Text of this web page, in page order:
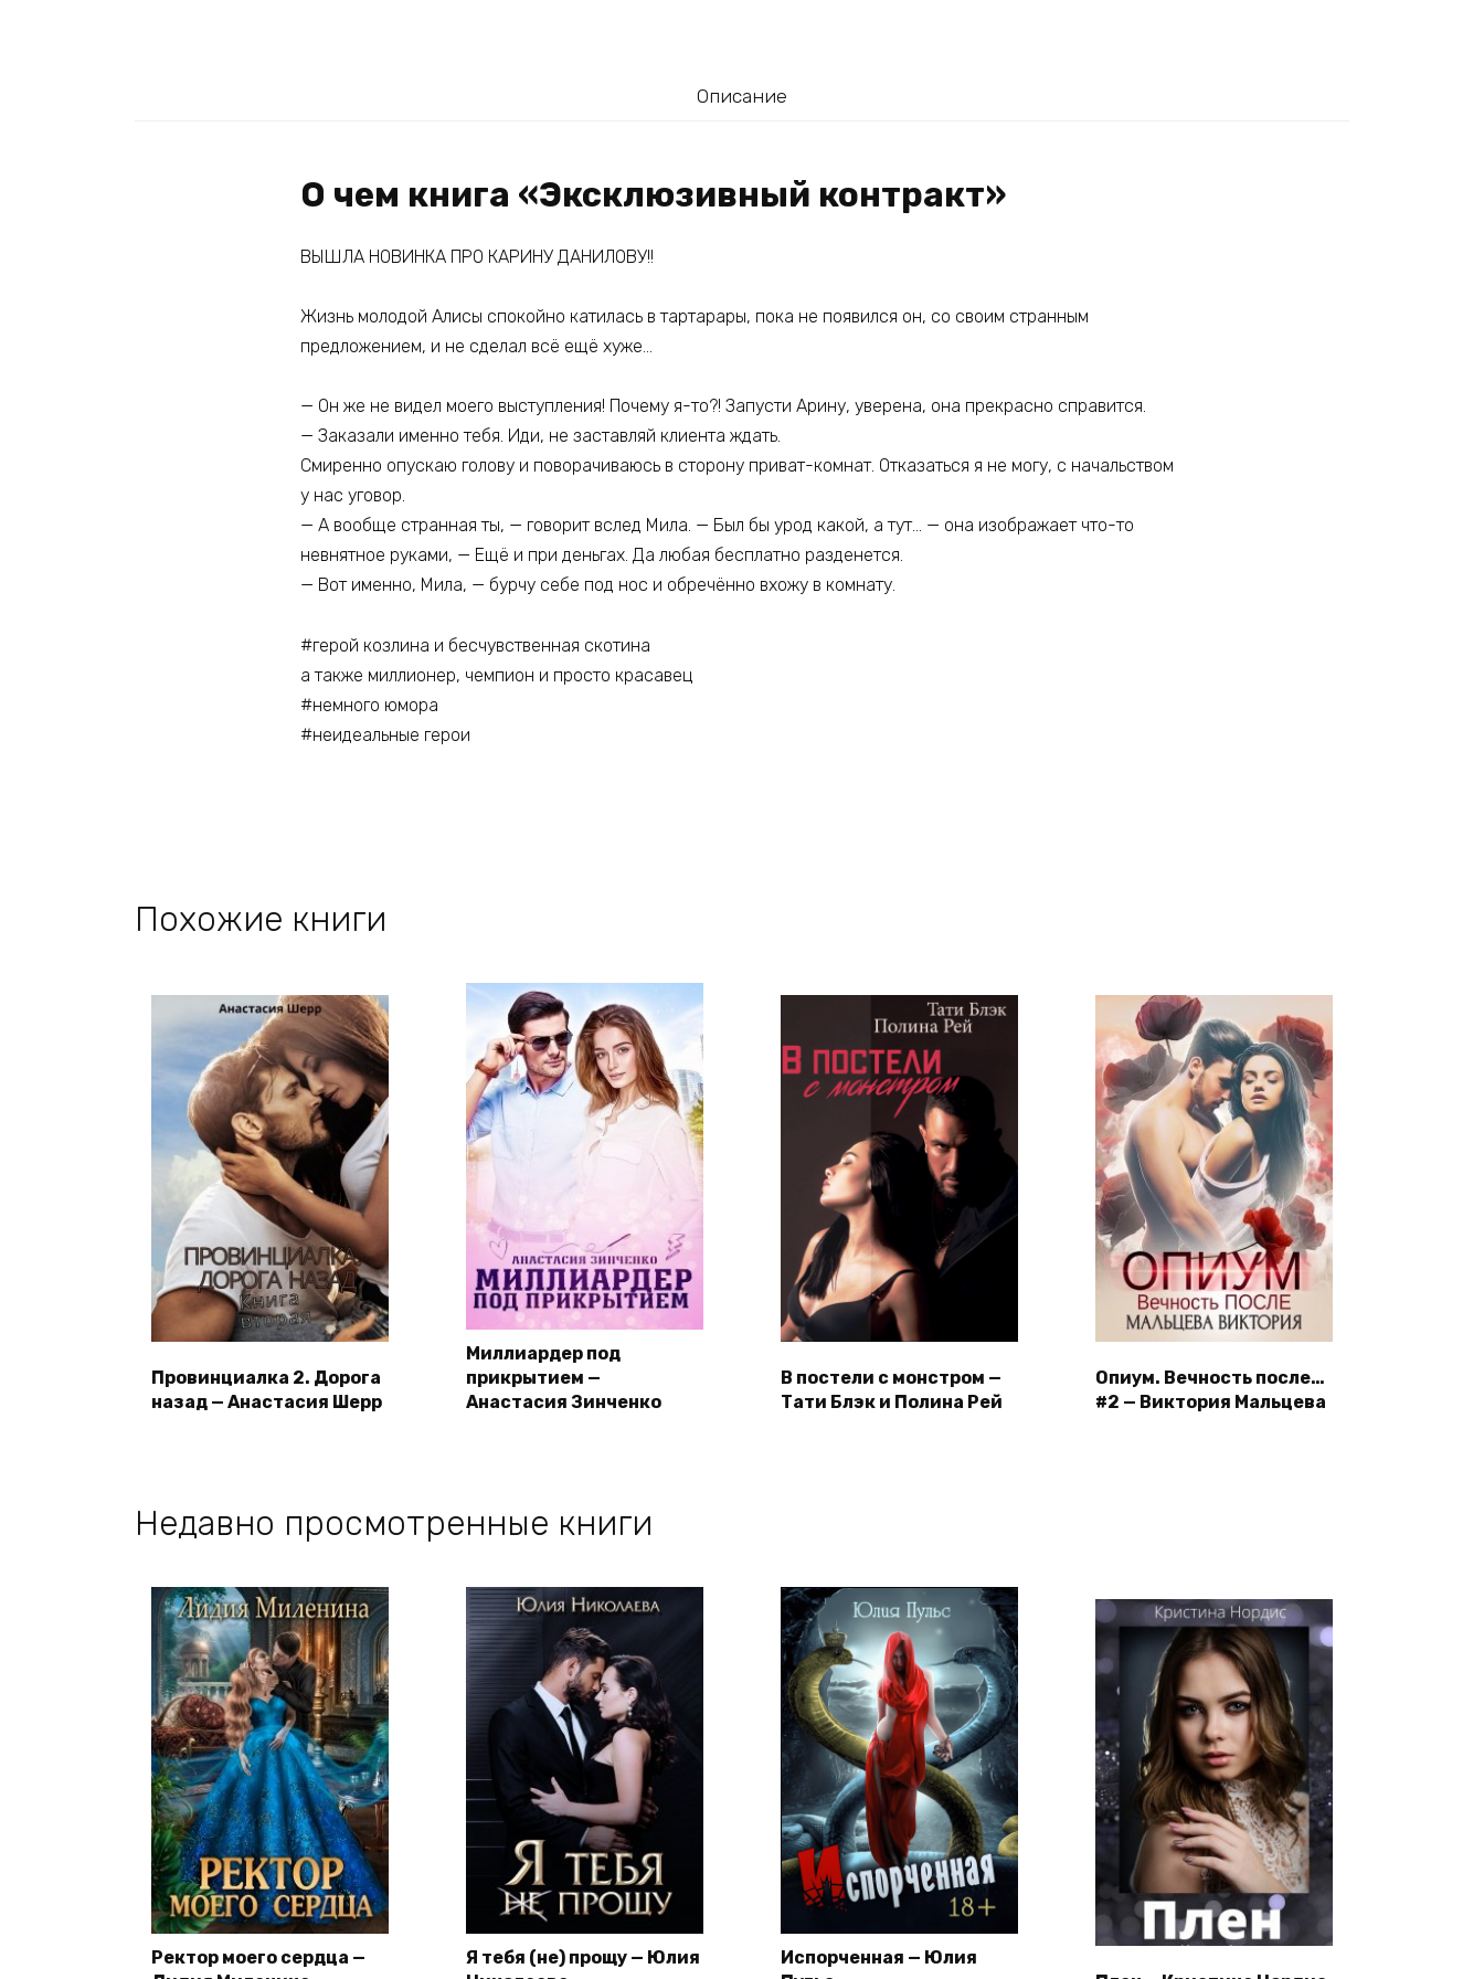
Описание
О чем книга «Эксклюзивный контракт»
ВЫШЛА НОВИНКА ПРО КАРИНУ ДАНИЛОВУ!!
Жизнь молодой Алисы спокойно катилась в тартарары, пока не появился он, со своим странным
предложением, и не сделал всё ещё хуже…
— Он же не видел моего выступления! Почему я-то?! Запусти Арину, уверена, она прекрасно справится.
— Заказали именно тебя. Иди, не заставляй клиента ждать.
Смиренно опускаю голову и поворачиваюсь в сторону приват-комнат. Отказаться я не могу, с начальством
у нас уговор.
— А вообще странная ты, — говорит вслед Мила. — Был бы урод какой, а тут… — она изображает что-то
невнятное руками, — Ещё и при деньгах. Да любая бесплатно разденется.
— Вот именно, Мила, — бурчу себе под нос и обречённо вхожу в комнату.
#герой козлина и бесчувственная скотина
а также миллионер, чемпион и просто красавец
#немного юмора
#неидеальные герои
Похожие книги
Провинциалка 2. Дорога
назад — Анастасия Шерр
Миллиардер под
прикрытием —
Анастасия Зинченко
В постели с монстром —
Тати Блэк и Полина Рей
Опиум. Вечность после…
#2 — Виктория Мальцева
Недавно просмотренные книги
Ректор моего сердца —
Я тебя (не) прощу — Юлия
Испорченная — Юлия